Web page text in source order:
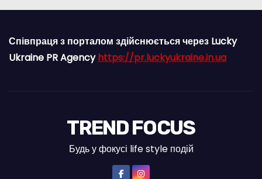
Співпраця з порталом здійснюється через Lucky
Ukraine PR Agencyhttps://pr.luckyukraine.in.ua
TREND FOCUS
Будь у фокусі life style подій